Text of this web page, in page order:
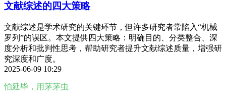
文献综述的四大策略
文献综述是学术研究的关键环节，但许多研究者常陷入“机械
罗列”的误区。本文提供四大策略：明确目的、分类整合、深
度分析和批判性思考，帮助研究者提升文献综述质量，增强研
究深度和广度。
2025-06-09 10:29
怕延毕，用茅茅虫